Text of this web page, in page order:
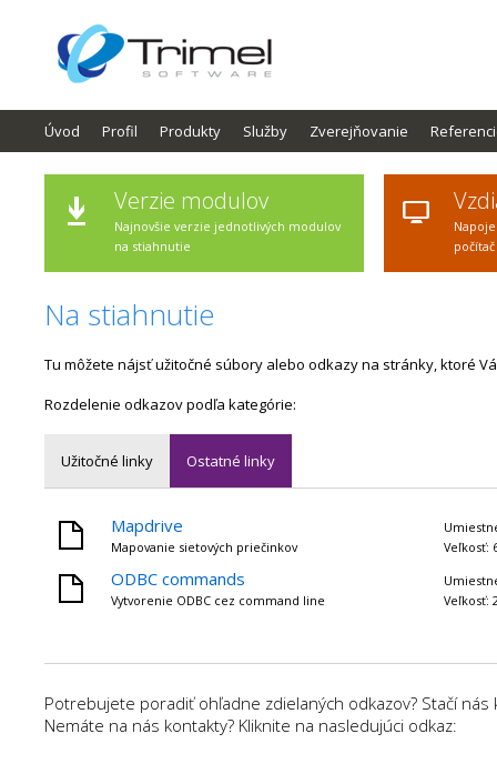
Úvod Profil Produkty Služby Zverejňovanie
Verzie modulov
Najnovšie verzie jednotlivých modulov
na stiahnutie
Na stiahnutie
Tu môžete nájsť užitočné súbory alebo odkazy na stránky, ktoré
Rozdelenie odkazov podľa kategórie:
Užitočné linky Ostatné linky
Mapdrive
Mapovanie sietových priečinkov
Veľkosť:
ODBC commands
Vytvorenie ODBC cez command line
Veľkosť:
Potrebujete poradiť ohľadne zdielaných odkazov? Stačí nás
Nemáte na nás kontakty? Kliknite na nasledujúci odkaz: